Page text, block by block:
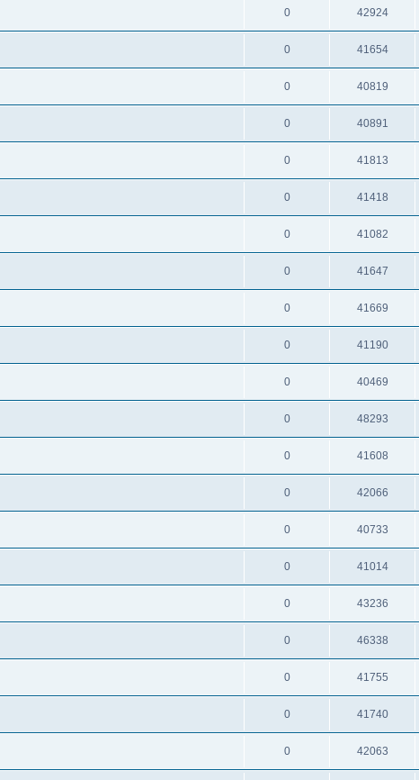
0 42924
0 41654
0 40819
0 40891
0 41813
0 41418
0 41082
0 41647
0 41669
0 41190
0 40469
0 48293
0 41608
0 42066
0 40733
0 41014
0 43236
0 46338
0 41755
0 41740
0 42063